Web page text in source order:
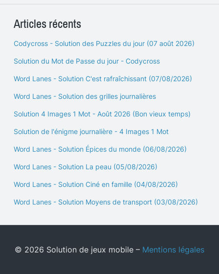
Articles récents
Codycross - Solution des Puzzles du jour (07 août 2026)
Solution du Mot de Passe du jour - Codycross
Word Lanes - Solution C'est rafraîchissant (07/08/2026)
Word Lanes - Solution des grilles journalières
Solution 4 Images 1 Mot - Août 2026 (Bon vieux temps)
Solution de l'énigme journalière - 4 Images 1 Mot
Word Lanes - Solution Épices du monde (06/08/2026)
Word Lanes - Solution La peau (05/08/2026)
Word Lanes - Solution Ciné en famille (04/08/2026)
Word Lanes - Solution Moyens de transport (03/08/2026)
© 2026 Solution de jeux mobile – Mentions légales